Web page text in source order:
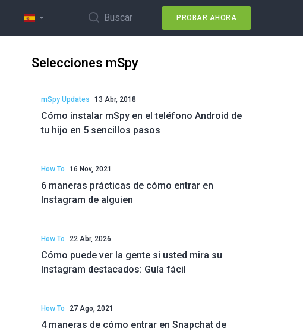
Buscar PROBAR AHORA
Selecciones mSpy
mSpy Updates 13 Abr, 2018
Cómo instalar mSpy en el teléfono Android de
tu hijo en 5 sencillos pasos
How To 16 Nov, 2021
6 maneras prácticas de cómo entrar en
Instagram de alguien
How To 22 Abr, 2026
Cómo puede ver la gente si usted mira su
Instagram destacados: Guía fácil
How To 27 Ago, 2021
4 maneras de cómo entrar en Snapchat de